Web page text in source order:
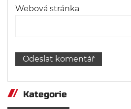
Webová stránka
Kategorie